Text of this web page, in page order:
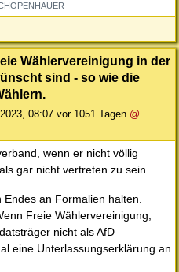
Wählervereinigung in der
sind - so wie die
08:07 vor 1051 Tagen @
wenn er nicht völlig
gar nicht vertreten zu sein.
an Formalien halten.
Freie Wählervereinigung,
nicht als AfD
eine Unterlassungserklärung an